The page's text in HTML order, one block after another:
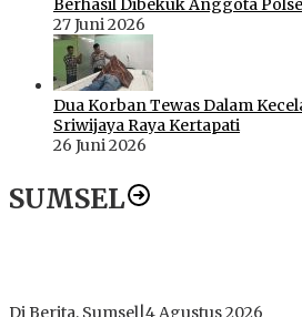
Berhasil Dibekuk Anggota
27 Juni 2026
Dua Korban Tewas Dalam
Sriwijaya Raya Kertapati
26 Juni 2026
SUMSEL
Di Berita, Sumsel 4 Agustus 2026